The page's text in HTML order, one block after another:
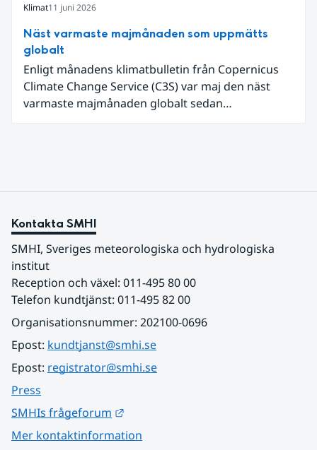
nu vuxit till ett internationellt samarbete som
både driver teknikutveckling och skapar
samhällsnytta genom meteorologiska satellitdata.
Klimat11 juni 2026
Näst varmaste majmånaden som uppmätts
globalt
Enligt månadens klimatbulletin från Copernicus
Climate Change Service (C3S) var maj den näst
varmaste majmånaden globalt sedan
extremt höga temperaturer i tropiska Stilla havet.
Kontakta SMHI
SMHI, Sveriges meteorologiska och hydrologiska
institut
Reception och växel: 011-495 80 00
Telefon kundtjänst: 011-495 82 00
Organisationsnummer: 202100-0696
Epost: kundtjanst@smhi.se
Epost: registrator@smhi.se
Press
SMHIs frågeforum
Mer kontaktinformation